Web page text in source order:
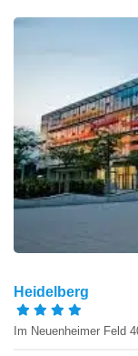
Heidelberg
Im Neuenheimer Feld